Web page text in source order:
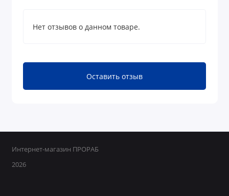
Нет отзывов о данном товаре.
Оставить отзыв
Интернет-магазин ПРОРАБ
2026